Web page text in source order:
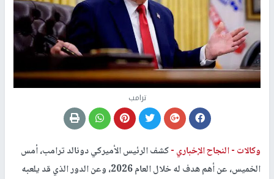
ترامب
وكالات -النجاح الإخباري -كشف الرئيس الأميركي دونالد ترامب، أمس
الخميس، عن أهم هدف له خلال العام 2026، وعن الدور الذي قد يلعبه